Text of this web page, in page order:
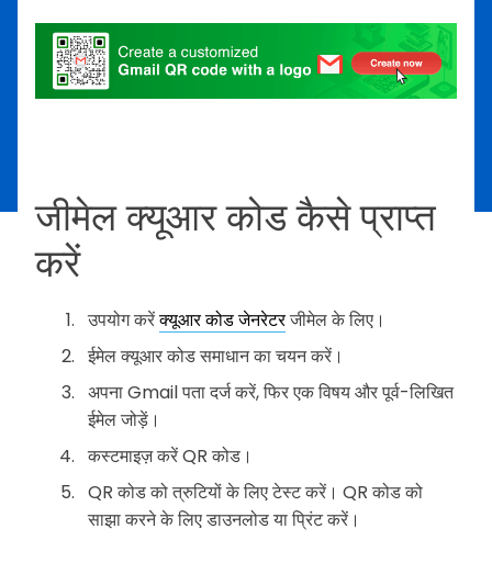
जीमेल क्यूआर कोड कैसे प्राप्त
करें
उपयोग करेंक्यूआर कोड जेनरेटरजीमेल के लिए।
ईमेल क्यूआर कोड समाधान का चयन करें।
अपना Gmail पता दर्ज करें, फिर एक विषय और पूर्व-लिखित
ईमेल जोड़ें।
कस्टमाइज़ करें QR कोड।
QR कोड को त्रुटियों के लिए टेस्ट करें। QR कोड को
साझा करने के लिए डाउनलोड या प्रिंट करें।